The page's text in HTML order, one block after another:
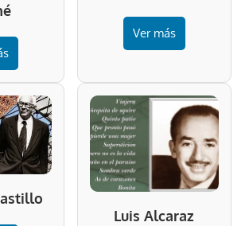
Ver más
Luis Alcaraz